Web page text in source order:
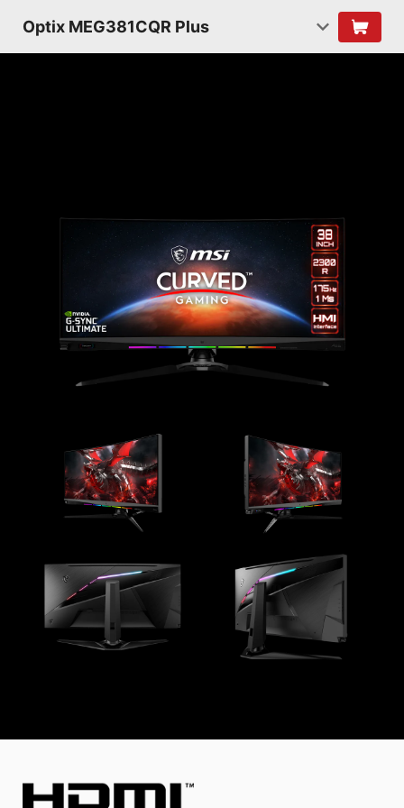
Optix MEG381CQR Plus